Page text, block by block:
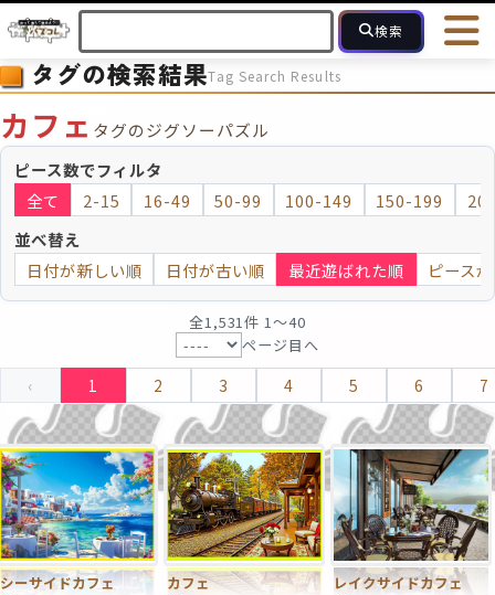
検索
HOME 会員登録
最近投稿され
ピース数 2～15 16～49 50～99 100
モザイク モザイクのみ
タグの検索結果Tag Search Results
カフェ タグのジグソーパズル
ピース数でフィルタ
全て
2-15 16-49 50-99 100-149 150-199
並べ替え
日付が新しい順
日付が古い順 最近遊ばれた順 ピース
全1,531件 1〜40
ページ目へ
‹ 1 2 3 4 5 6 7
シーサイドカフェ
カフェ
レイクサイドカフェ